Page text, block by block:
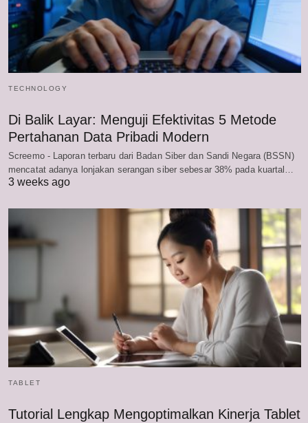
TECHNOLOGY
Di Balik Layar: Menguji Efektivitas 5 Metode
Pertahanan Data Pribadi Modern
Screemo - Laporan terbaru dari Badan Siber dan Sandi Negara (BSSN)
mencatat adanya lonjakan serangan siber sebesar 38% pada kuartal…
3 weeks ago
TABLET
Tutorial Lengkap Mengoptimalkan Kinerja Tablet